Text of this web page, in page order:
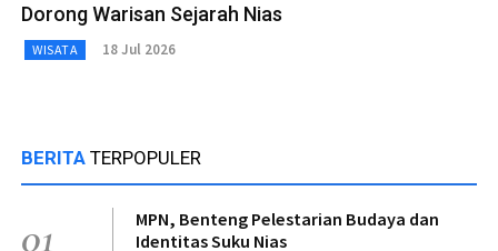
Dorong Warisan Sejarah Nias
WISATA 18 Jul 2026
BERITA TERPOPULER
01
MPN, Benteng Pelestarian Budaya dan
Identitas Suku Nias